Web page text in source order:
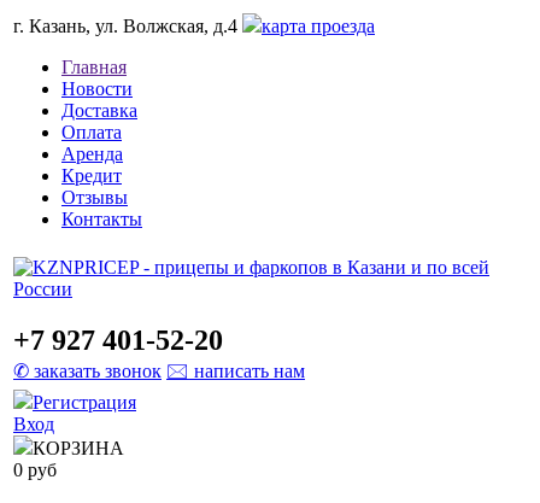
г. Казань, ул. Волжская, д.4
карта проезда
Главная
Новости
Доставка
Оплата
Аренда
Кредит
Отзывы
Контакты
+7 927 401-52-20
✆ заказать звонок 🖂 написать нам
Регистрация
Вход
КОРЗИНА
0 руб